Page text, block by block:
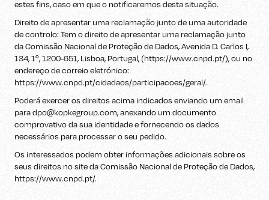
estes fins, caso em que o notificaremos desta situação.
Direito de apresentar uma reclamação junto de uma autoridade
de controlo: Tem o direito de apresentar uma reclamação junto
da Comissão Nacional de Proteção de Dados, Avenida D. Carlos I,
134, 1º, 1200-651, Lisboa, Portugal, (https://www.cnpd.pt/), ou no
endereço de correio eletrónico:
https://www.cnpd.pt/cidadaos/participacoes/geral/.
Poderá exercer os direitos acima indicados enviando um email
para dpo@kopkegroup.com, anexando um documento
comprovativo da sua identidade e fornecendo os dados
necessários para processar o seu pedido.
Os interessados podem obter informações adicionais sobre os
seus direitos no site da Comissão Nacional de Proteção de Dados,
https://www.cnpd.pt/.